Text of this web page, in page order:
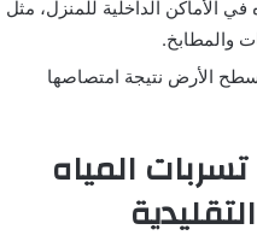
الأماكن الداخلية للمنزل، مثل
والمطابخ.
الأرض نتيجة امتصاصها
المياه